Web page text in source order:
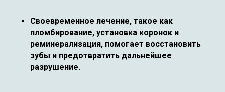
Своевременное лечение, такое как
пломбирование, установка коронок и
реминерализация, помогает восстановить
зубы и предотвратить дальнейшее
разрушение.